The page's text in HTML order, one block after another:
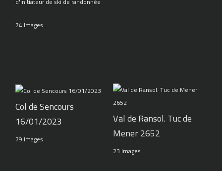
74 Images
Col de Sencours
16/01/2023
79 Images
Val de Ransol. Tuc de
Mener 2652
23 Images